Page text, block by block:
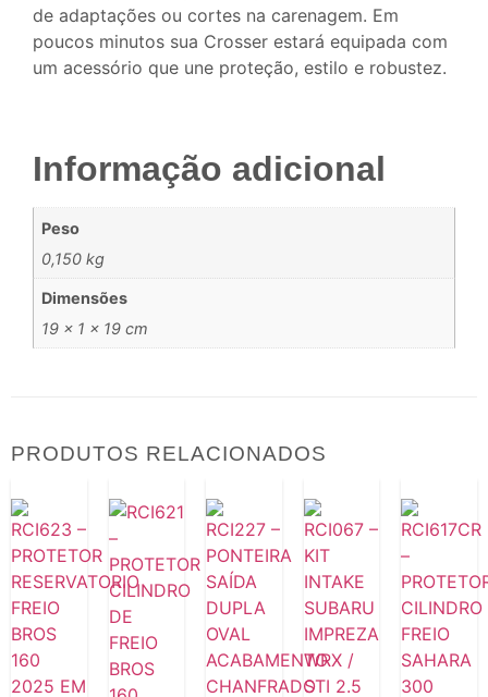
de adaptações ou cortes na carenagem. Em
poucos minutos sua Crosser estará equipada com
um acessório que une proteção, estilo e robustez.
Informação adicional
Peso
0,150 kg
Dimensões
19 × 1 × 19 cm
PRODUTOS RELACIONADOS